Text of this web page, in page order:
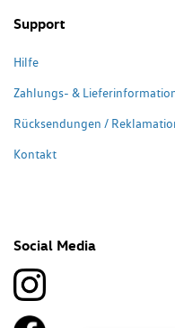
Support
Hilfe
Zahlungs- &
Rücksendungen /
Kontakt
Social Media